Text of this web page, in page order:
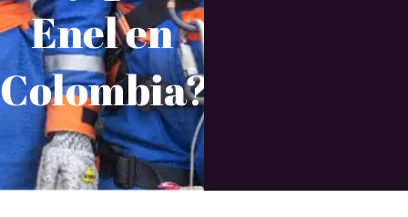
Enel en
Colombia?